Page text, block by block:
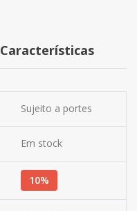
Características
Sujeito a portes
Em stock
10%